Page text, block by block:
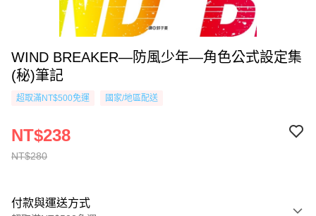
WIND BREAKER—防風少年—角色公式設定集
(秘)筆記
超取滿NT$500免運 國家/地區配送
NT$280
NT$238
付款與運送方式